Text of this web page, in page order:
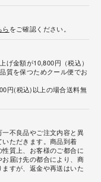
らをご確認ください。
げ金額が10,800円（税込）
質を保つためクール便でお
円(税込)以上の場合送料無
不良品やご注文内容と異
ただきます。商品到着
質上、お客様のご都合に
届け先の都合により、商
すが、返金や再送はいた